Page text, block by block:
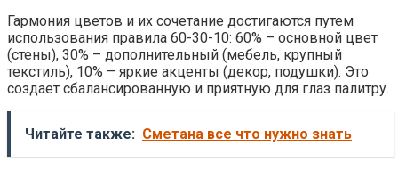
Гармония цветов и их сочетание достигаются путем
использования правила 60-30-10: 60% – основной цвет
(стены), 30% – дополнительный (мебель, крупный
текстиль), 10% – яркие акценты (декор, подушки). Это
создает сбалансированную и приятную для глаз палитру.
Читайте также: Сметана все что нужно знать